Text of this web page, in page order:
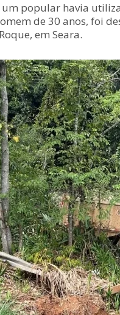
popular havia
de 30 anos, foi
em Seara.